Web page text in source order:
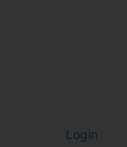
Login